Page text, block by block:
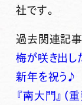
社です。
過去関連記
梅が咲き出し
新年を祝う♪
『南大門』（